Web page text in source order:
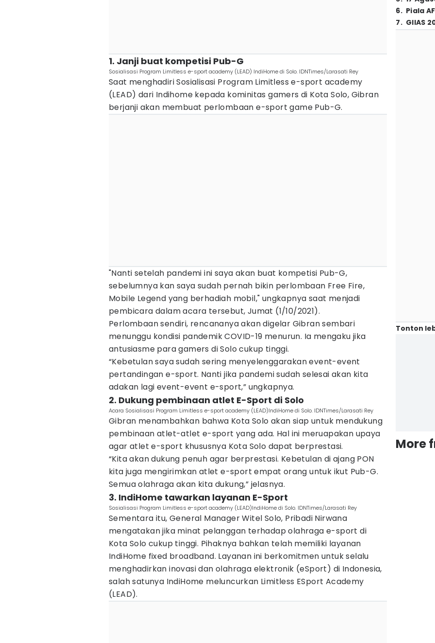
1. Janji buat kompetisi Pub-G
Sosialisasi Program Limitless e-sport academy (LEAD) IndiHome di Solo. IDNTimes/Larasati Rey
Saat menghadiri Sosialisasi Program Limitless e-sport academy
(LEAD) dari Indihome kepada kominitas gamers di Kota Solo, Gibran
berjanji akan membuat perlombaan e-sport game Pub-G.
"Nanti setelah pandemi ini saya akan buat kompetisi Pub-G,
sebelumnya kan saya sudah pernah bikin perlombaan Free Fire,
Mobile Legend yang berhadiah mobil," ungkapnya saat menjadi
pembicara dalam acara tersebut, Jumat (1/10/2021).
Perlombaan sendiri, rencananya akan digelar Gibran sembari
menunggu kondisi pandemik COVID-19 menurun. Ia mengaku jika
antusiasme para gamers di Solo cukup tinggi.
“Kebetulan saya sudah sering menyelenggarakan event-event
pertandingan e-sport. Nanti jika pandemi sudah selesai akan kita
adakan lagi event-event e-sport,” ungkapnya.
2. Dukung pembinaan atlet E-Sport di Solo
Acara Sosialisasi Program Limitless e-sport academy (LEAD)IndiHome di Solo. IDNTimes/Larasati Rey
Gibran menambahkan bahwa Kota Solo akan siap untuk mendukung
pembinaan atlet-atlet e-sport yang ada. Hal ini meruapakan upaya
agar atlet e-sport khususnya Kota Solo dapat berprestasi.
“Kita akan dukung penuh agar berprestasi. Kebetulan di ajang PON
kita juga mengirimkan atlet e-sport empat orang untuk ikut Pub-G.
Semua olahraga akan kita dukung,” jelasnya.
3. IndiHome tawarkan layanan E-Sport
Sosialisasi Program Limitless e-sport academy (LEAD)IndiHome di Solo. IDNTimes/Larasati Rey
Sementara itu, General Manager Witel Solo, Pribadi Nirwana
mengatakan jika minat pelanggan terhadap olahraga e-sport di
Kota Solo cukup tinggi. Pihaknya bahkan telah memiliki layanan
IndiHome fixed broadband. Layanan ini berkomitmen untuk selalu
menghadirkan inovasi dan olahraga elektronik (eSport) di Indonesia,
salah satunya IndiHome meluncurkan Limitless ESport Academy
(LEAD).
6. Piala
7. GIIAS
Tonton
More